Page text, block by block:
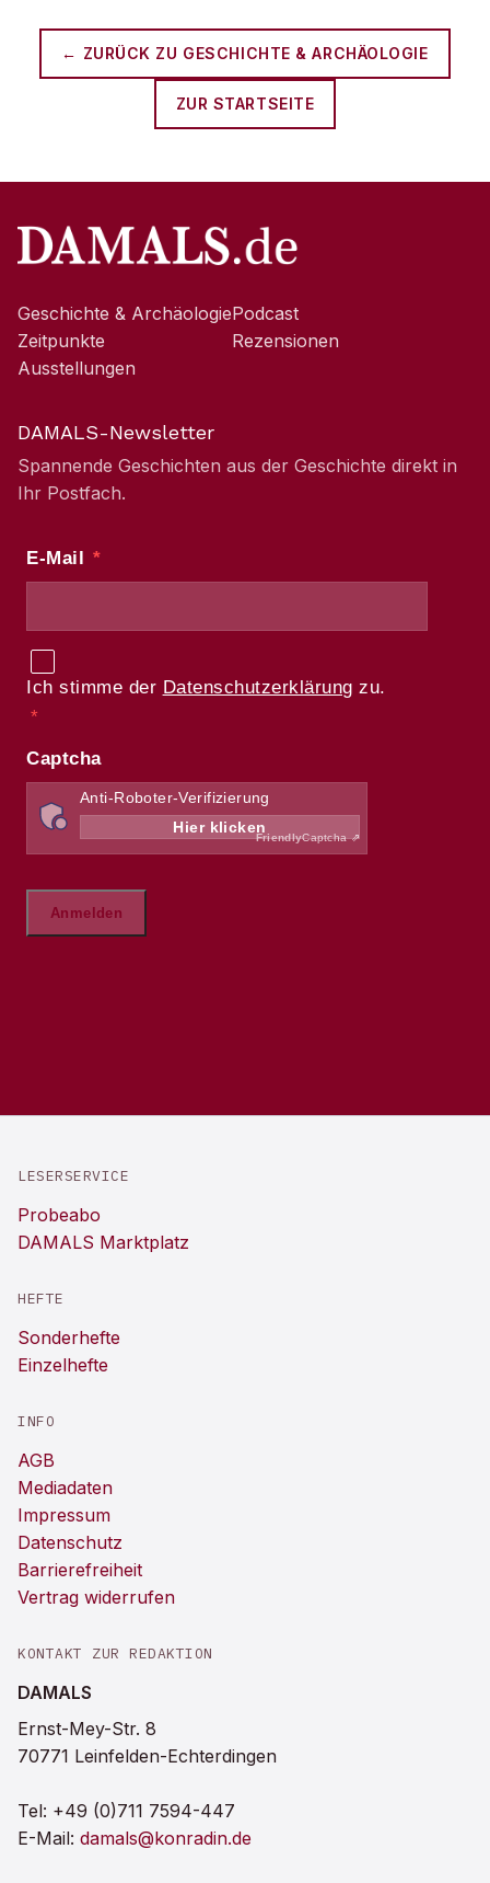
← ZURÜCK ZU GESCHICHTE & ARCHÄOLOGIE
ZUR STARTSEITE
Geschichte & Archäologie
Zeitpunkte
Ausstellungen
Podcast
Rezensionen
DAMALS-Newsletter
Spannende Geschichten aus der Geschichte direkt in
Ihr Postfach.
LESERSERVICE
Probeabo
DAMALS Marktplatz
HEFTE
Sonderhefte
Einzelhefte
INFO
AGB
Mediadaten
Impressum
Datenschutz
Barrierefreiheit
Vertrag widerrufen
KONTAKT ZUR REDAKTION
DAMALS
Ernst-Mey-Str. 8
70771 Leinfelden-Echterdingen
Tel: +49 (0)711 7594-447
E-Mail: damals@konradin.de